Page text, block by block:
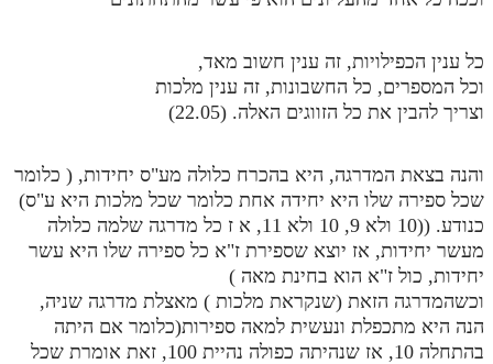
כל ענין הכפילויות, זה ענין חשוב מאד,
וכל המספרים, כל החשבונות, זה ענין מלכות
וצריך להבין את כל הזווגים האלה. (22.05)
והנה בצאת המדרגה, היא בהכרח כלולה מע"ס יחידות, ( כלומר
שכל ספירה שלו היא יחידה אחת כלומר שכל מלכות היא ע"ס)
כנודע. ((10 ולא 9, 10 ולא 11, א ז כל מדרגה שלמה כלולה
מעשר יחידות, אז יוצא שספירת ז"א כל ספירה שלו היא עשר
יחידות, כול ז"א הוא בחינת מאה )
וכשהמדרגה הזאת (שנקראת מלכות ) מאצלת מדרגה שניה,
הנה היא מתכפלת ונעשית למאה ספירות(כלומר אם היתה
בהתחלה 10, אז שנהיתה כפולה נהיית 100, זאת אומרת שכל